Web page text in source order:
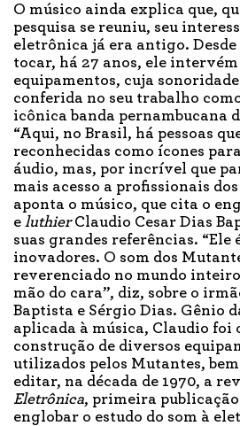
O músico ainda explica que,
pesquisa se reuniu, seu
eletrônica já era antigo. Desde
tocar, há 27 anos, ele
equipamentos, cuja
conferida no seu trabalho
icônica banda pernambucana
“Aqui, no Brasil, há pessoas
reconhecidas como ícones
áudio, mas, por incrível que
mais acesso a profissionais dos
aponta o músico, que cita o
e luthierClaudio Cesar Dias
suas grandes referências. “Ele
inovadores. O som dos
reverenciado no mundo
mão do cara”, diz, sobre o
Baptista e Sérgio Dias. Gênio
aplicada à música, Claudio foi
construção de diversos
utilizados pelos Mutantes,
editar, na década de 1970, a
Eletrônica, primeira
englobar o estudo do som à